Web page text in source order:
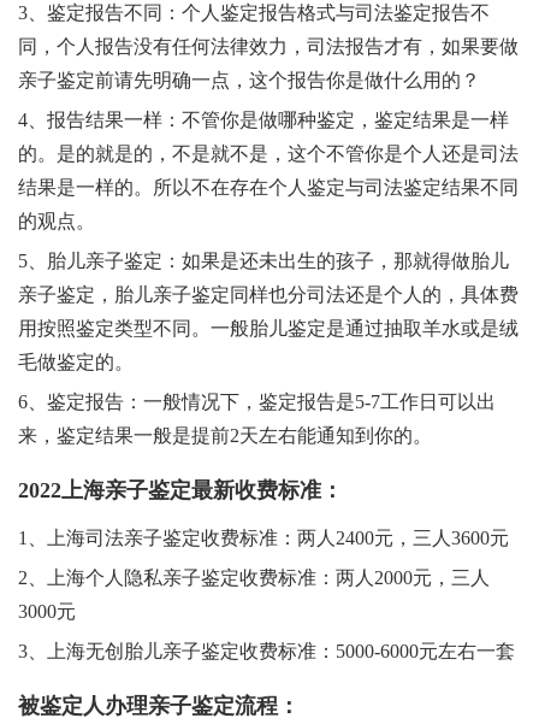
3、鉴定报告不同：个人鉴定报告格式与司法鉴定报告不
同，个人报告没有任何法律效力，司法报告才有，如果要做
亲子鉴定前请先明确一点，这个报告你是做什么用的？
4、报告结果一样：不管你是做哪种鉴定，鉴定结果是一样
的。是的就是的，不是就不是，这个不管你是个人还是司法
结果是一样的。所以不在存在个人鉴定与司法鉴定结果不同
的观点。
5、胎儿亲子鉴定：如果是还未出生的孩子，那就得做胎儿
亲子鉴定，胎儿亲子鉴定同样也分司法还是个人的，具体费
用按照鉴定类型不同。一般胎儿鉴定是通过抽取羊水或是绒
毛做鉴定的。
6、鉴定报告：一般情况下，鉴定报告是5-7工作日可以出
来，鉴定结果一般是提前2天左右能通知到你的。
2022上海亲子鉴定最新收费标准：
1、上海司法亲子鉴定收费标准：两人2400元，三人3600元
2、上海个人隐私亲子鉴定收费标准：两人2000元，三人
3000元
3、上海无创胎儿亲子鉴定收费标准：5000-6000元左右一套
被鉴定人办理亲子鉴定流程：